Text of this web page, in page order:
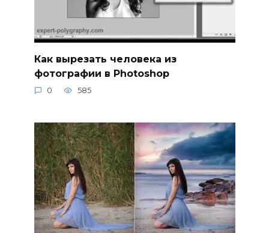
Как вырезать человека из
фотографии в Photoshop
0 585